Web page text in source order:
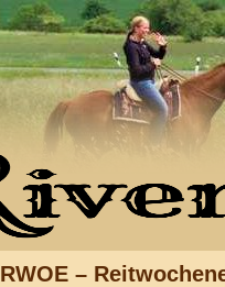
RWOE –